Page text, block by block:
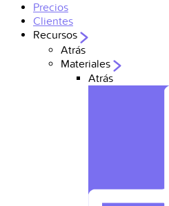
Precios
Clientes
Recursos
Atrás
Materiales
Atrás